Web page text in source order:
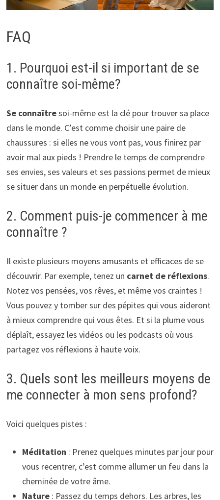
FAQ
1. Pourquoi est-il si important de se
connaître soi-même?
Se connaîtresoi-même est la clé pour trouver sa place
dans le monde. C’est comme choisir une paire de
chaussures : si elles ne vous vont pas, vous finirez par
avoir mal aux pieds ! Prendre le temps de comprendre
ses envies, ses valeurs et ses passions permet de mieux
se situer dans un monde en perpétuelle évolution.
2. Comment puis-je commencer à me
connaître ?
Il existe plusieurs moyens amusants et efficaces de se
découvrir. Par exemple, tenez un carnet de réflexions.
Notez vos pensées, vos rêves, et même vos craintes !
Vous pouvez y tomber sur des pépites qui vous aideront
à mieux comprendre qui vous êtes. Et si la plume vous
déplaît, essayez les vidéos ou les podcasts où vous
partagez vos réflexions à haute voix.
3. Quels sont les meilleurs moyens de
me connecter à mon sens profond?
Voici quelques pistes :
Méditation : Prenez quelques minutes par jour pour
vous recentrer, c’est comme allumer un feu dans la
cheminée de votre âme.
Nature: Passez du temps dehors. Les arbres, les